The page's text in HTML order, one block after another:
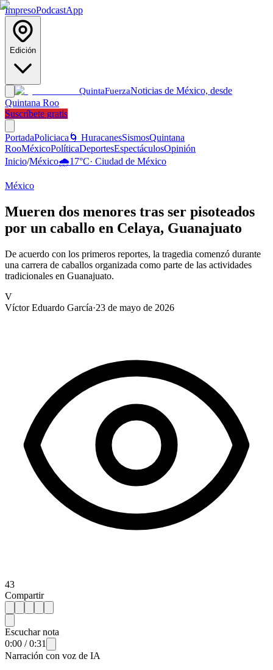
ImpresoPodcastApp
Edición
QuintaFuerzaNoticias de México, desde
Quintana Roo
Suscríbete gratis
PortadaPoliciaca 🌀 HuracanesSismosQuintana
RooMéxicoPolíticaDeportesEspectáculosOpinión
Inicio/México🌧️17°C· Ciudad de México
México
Mueren dos menores tras ser pisoteados
por un caballo en Celaya, Guanajuato
De acuerdo con los primeros reportes, la tragedia comenzó durante
una carrera de caballos organizada como parte de las actividades
tradicionales en Guanajuato.
V
Víctor Eduardo García·23 de mayo de 2026
43
Compartir
Escuchar nota
0:00 /0:31
Narración con voz de IA